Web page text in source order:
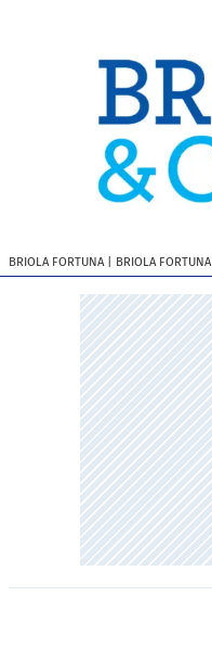
BRIOLA FORTUNA| BRIOLA FORTUNA